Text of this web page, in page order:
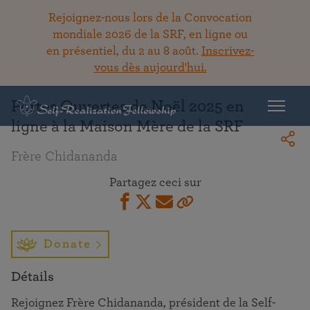
Rejoignez-nous lors de la Convocation
mondiale 2026 de la SRF, en ligne ou
en présentiel, du 2 au 8 août. Inscrivez-
vous dès aujourd'hui.
Retour à la bibliothèque
Portes Ouvertes de Noël 2025 en
ligne à la Maison Mère de la SRF
Frère Chidananda
Partagez ceci sur
Donate
Détails
Rejoignez Frère Chidananda, président de la Self-